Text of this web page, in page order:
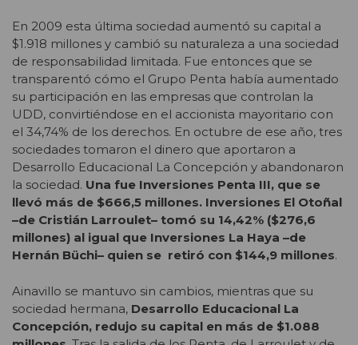
En 2009 esta última sociedad aumentó su capital a
$1.918 millones y cambió su naturaleza a una sociedad
de responsabilidad limitada. Fue entonces que se
transparentó cómo el Grupo Penta había aumentado
su participación en las empresas que controlan la
UDD, convirtiéndose en el accionista mayoritario con
el 34,74% de los derechos. En octubre de ese año, tres
sociedades tomaron el dinero que aportaron a
Desarrollo Educacional La Concepción y abandonaron
la sociedad. Una fue Inversiones Penta III, que se
llevó más de $666,5 millones. Inversiones El Otoñal
–de Cristián Larroulet– tomó su 14,42% ($276,6
millones) al igual que Inversiones La Haya –de
Hernán Büchi– quien se retiró con $144,9 millones.
Ainavillo se mantuvo sin cambios, mientras que su
sociedad hermana, Desarrollo Educacional La
Concepción, redujo su capital en más de $1.088